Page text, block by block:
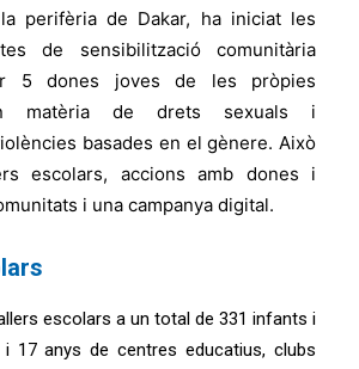
perifèria de Dakar, ha iniciat les
de sensibilització comunitària
5 dones joves de les pròpies
matèria de drets sexuals i
basades en el gènere. Això
escolars, accions amb dones i
i una campanya digital.
escolars a un total de 331 infants i
i 17 anys de centres educatius, clubs